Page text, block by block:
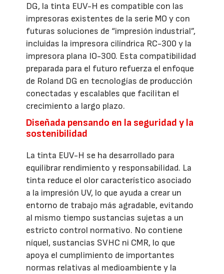
DG, la tinta EUV-H es compatible con las
impresoras existentes de la serie MO y con
futuras soluciones de “impresión industrial”,
incluidas la impresora cilíndrica RC-300 y la
impresora plana IO-300. Esta compatibilidad
preparada para el futuro refuerza el enfoque
de Roland DG en tecnologías de producción
conectadas y escalables que facilitan el
crecimiento a largo plazo.
Diseñada pensando en la seguridad y la
sostenibilidad
La tinta EUV-H se ha desarrollado para
equilibrar rendimiento y responsabilidad. La
tinta reduce el olor característico asociado
a la impresión UV, lo que ayuda a crear un
entorno de trabajo más agradable, evitando
al mismo tiempo sustancias sujetas a un
estricto control normativo. No contiene
níquel, sustancias SVHC ni CMR, lo que
apoya el cumplimiento de importantes
normas relativas al medioambiente y la